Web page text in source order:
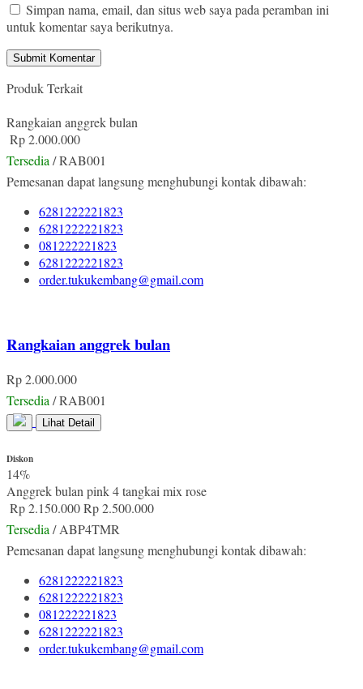
Simpan nama, email, dan situs web saya pada peramban ini
untuk komentar saya berikutnya.
Produk Terkait
Rangkaian anggrek bulan
Rp 2.000.000
Tersedia/ RAB001
Pemesanan dapat langsung menghubungi kontak dibawah:
6281222221823
6281222221823
081222221823
6281222221823
order.tukukembang@gmail.com
Rangkaian anggrek bulan
Rp 2.000.000
Tersedia / RAB001
Lihat Detail
Diskon
14%
Anggrek bulan pink 4 tangkai mix rose
Rp 2.150.000Rp 2.500.000
Tersedia / ABP4TMR
Pemesanan dapat langsung menghubungi kontak dibawah:
6281222221823
6281222221823
081222221823
6281222221823
order.tukukembang@gmail.com